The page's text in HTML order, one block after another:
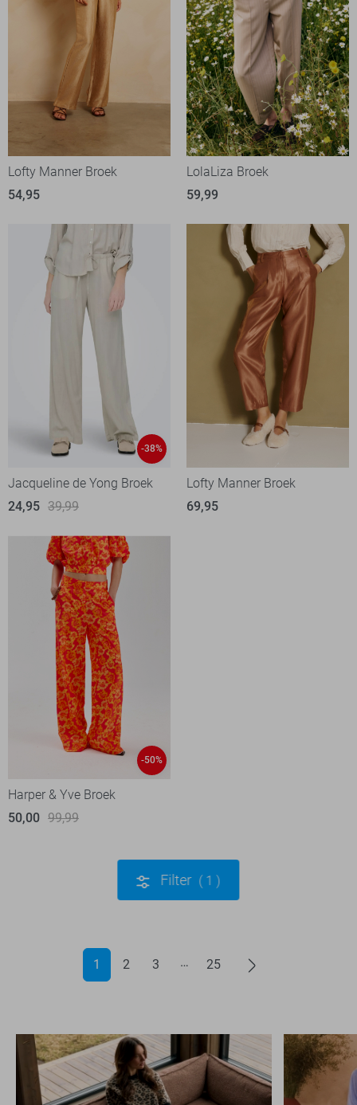
Lofty Manner Broek
54,95
LolaLiza Broek
59,99
-38%
Jacqueline de Yong Broek
24,95 39,99
Lofty Manner Broek
69,95
-50%
Harper & Yve Broek
50,00 99,99
Filter 1
1 2 3 25